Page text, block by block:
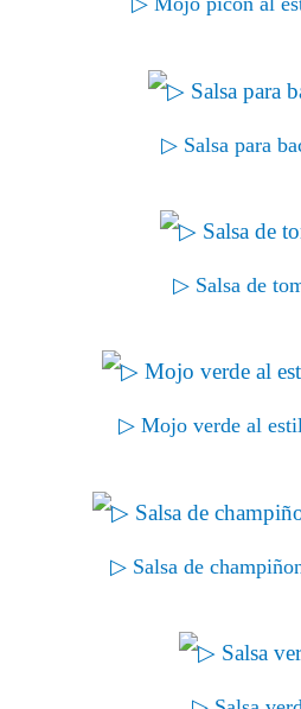
▷ Salsa para
▷ Salsa de
▷ Mojo verde al
▷ Salsa de